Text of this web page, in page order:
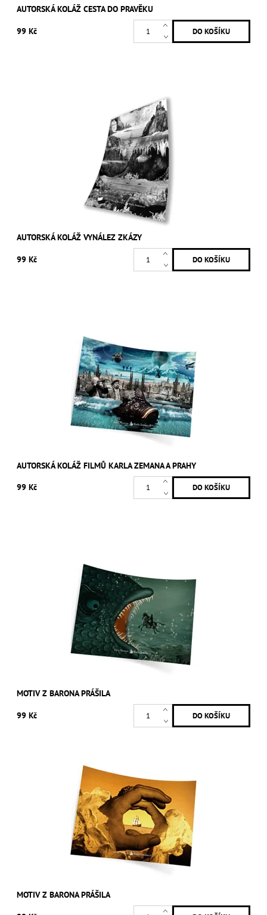
AUTORSKÁ KOLÁŽ CESTA DO PRAVĚKU
99 Kč
AUTORSKÁ KOLÁŽ VYNÁLEZ ZKÁZY
99 Kč
AUTORSKÁ KOLÁŽ FILMŮ KARLA ZEMANA A PRAHY
99 Kč
MOTIV Z BARONA PRÁŠILA
99 Kč
MOTIV Z BARONA PRÁŠILA